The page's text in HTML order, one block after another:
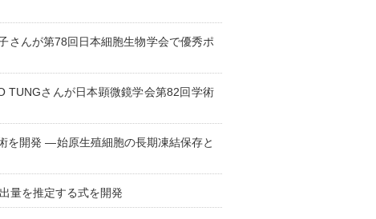
さんが第78回日本細胞生物学会で優秀ポ
TUNGさんが日本顕微鏡学会第82回学術
を開発 —始原生殖細胞の長期凍結保存と
量を推定する式を開発